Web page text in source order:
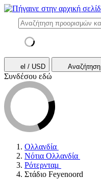
el / USD Αναζήτηση
Συνδέσου εδώ
Ολλανδία
Νότια Ολλανδία
Ρότερνταμ
Στάδιο Feyenoord